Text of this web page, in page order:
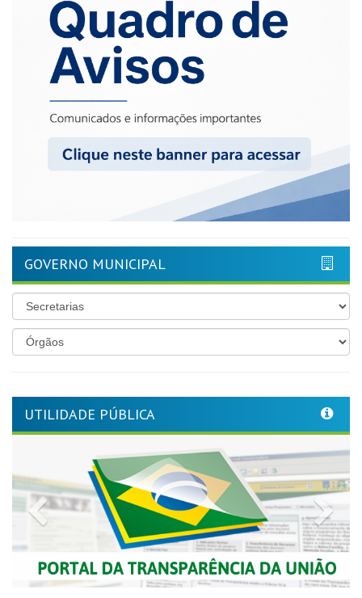
GOVERNO MUNICIPAL
UTILIDADE PÚBLICA
Previous